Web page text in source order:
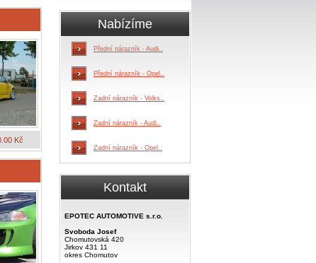
Kč
Nabízíme
Přední nárazník - Audi..
Přední nárazník - Opel..
Zadní nárazník - Volks..
Zadní nárazník - Audi..
Zadní nárazník - Opel..
Kontakt
EPOTEC AUTOMOTIVE s.r.o.
Svoboda Josef
Chomutovská 420
Jirkov 431 11
okres Chomutov